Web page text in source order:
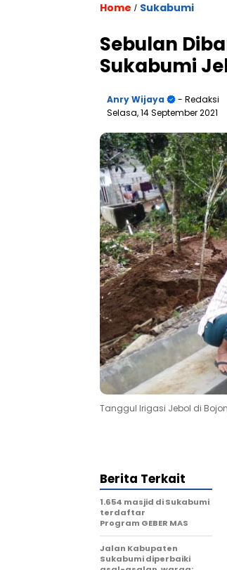
Home / Sukabumi
Sebulan
Sukabumi
Anry Wijaya
- Redaksi
Selasa, 14 September 2021
Tanggul Irigasi Jebol di
Berita Terkait
1.654 masjid di Sukabumi
terdaftar
Program GEBER MAS
Jalan Kabupaten
Sukabumi diperbaiki